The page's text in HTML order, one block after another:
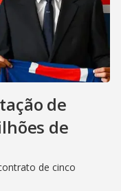
de
de
de cinco